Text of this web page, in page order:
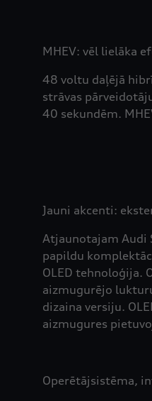
MHEV: vēl lielāka
48 voltu daļējā
strāvas
40 sekundēm.
Jauni akcenti:
Atjaunotajam Audi
papildu
OLED tehnoloģija.
aizmugurējo
dizaina versiju.
aizmugures
Operētājsistēma,